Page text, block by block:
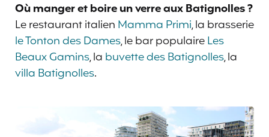
Où manger et boire un verre aux Batignolles ?
Le restaurant italien Mamma Primi, la brasserie
le Tonton des Dames, le bar populaireLes
Beaux Gamins, la buvette des Batignolles, la
villa Batignolles.